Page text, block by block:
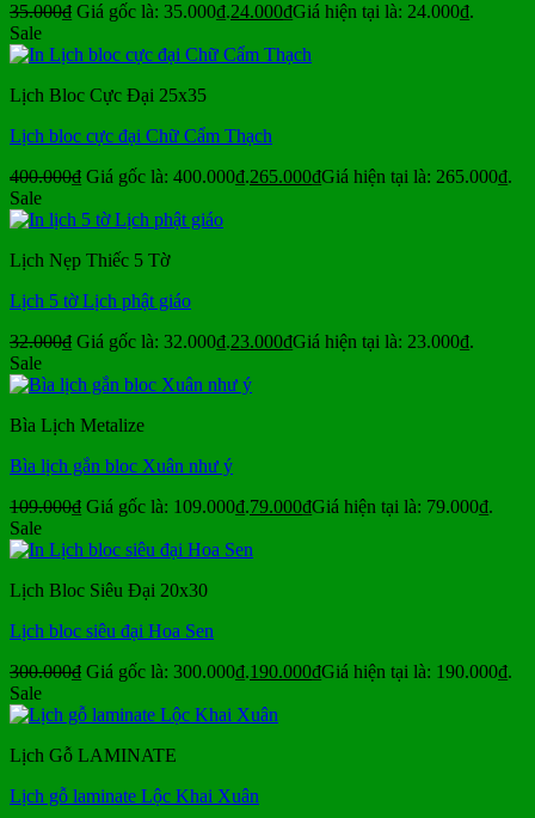
35.000₫ Giá gốc là: 35.000₫.24.000₫Giá hiện tại là: 24.000₫.
Sale
Lịch Bloc Cực Đại 25x35
Lịch bloc cực đại Chữ Cẩm Thạch
400.000₫ Giá gốc là: 400.000₫.265.000₫Giá hiện tại là: 265.000₫.
Sale
Lịch Nẹp Thiếc 5 Tờ
Lịch 5 tờ Lịch phật giáo
32.000₫ Giá gốc là: 32.000₫.23.000₫Giá hiện tại là: 23.000₫.
Sale
Bìa Lịch Metalize
Bìa lịch gắn bloc Xuân như ý
109.000₫ Giá gốc là: 109.000₫.79.000₫Giá hiện tại là: 79.000₫.
Sale
Lịch Bloc Siêu Đại 20x30
Lịch bloc siêu đại Hoa Sen
300.000₫ Giá gốc là: 300.000₫.190.000₫Giá hiện tại là: 190.000₫.
Sale
Lịch Gỗ LAMINATE
Lịch gỗ laminate Lộc Khai Xuân